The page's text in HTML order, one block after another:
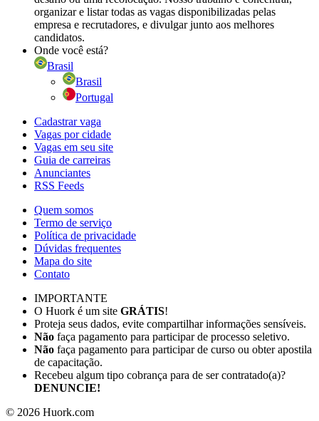
organizar e listar todas as vagas disponibilizadas pelas
empresa e recrutadores, e divulgar junto aos melhores
candidatos.
Onde você está?
Brasil
Brasil
Portugal
Cadastrar vaga
Vagas por cidade
Vagas em seu site
Guia de carreiras
Anunciantes
RSS Feeds
Quem somos
Termo de serviço
Política de privacidade
Dúvidas frequentes
Mapa do site
Contato
IMPORTANTE
O Huork é um site GRÁTIS!
Proteja seus dados, evite compartilhar informações sensíveis.
Não faça pagamento para participar de processo seletivo.
Não faça pagamento para participar de curso ou obter apostila
de capacitação.
Recebeu algum tipo cobrança para de ser contratado(a)?
DENUNCIE!
© 2026 Huork.com